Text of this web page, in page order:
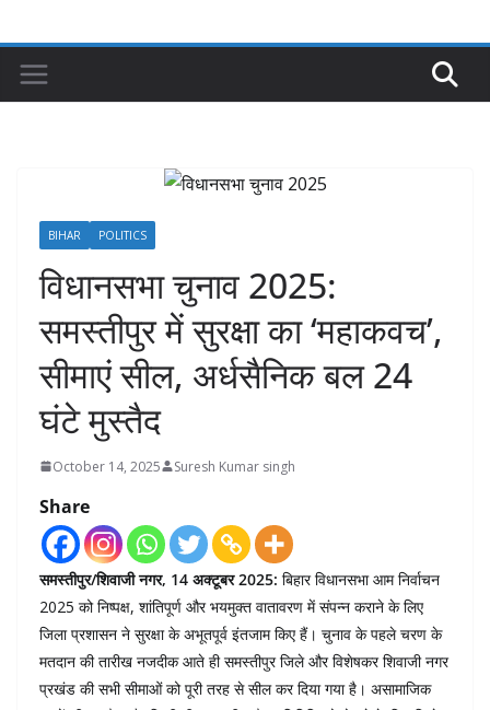
BIHAR POLITICS
विधानसभा चुनाव 2025:
समस्तीपुर में सुरक्षा का ‘महाकवच’,
सीमाएं सील, अर्धसैनिक बल 24
घंटे मुस्तैद
October 14, 2025 Suresh Kumar singh
Share
समस्तीपुर/शिवाजी नगर, 14 अक्टूबर 2025: बिहार विधानसभा आम निर्वाचन
2025 को निष्पक्ष, शांतिपूर्ण और भयमुक्त वातावरण में संपन्न कराने के लिए
जिला प्रशासन ने सुरक्षा के अभूतपूर्व इंतजाम किए हैं। चुनाव के पहले चरण के
मतदान की तारीख नजदीक आते ही समस्तीपुर जिले और विशेषकर शिवाजी नगर
प्रखंड की सभी सीमाओं को पूरी तरह से सील कर दिया गया है। असामाजिक